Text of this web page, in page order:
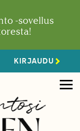
-sovellus
KIRJAUDU